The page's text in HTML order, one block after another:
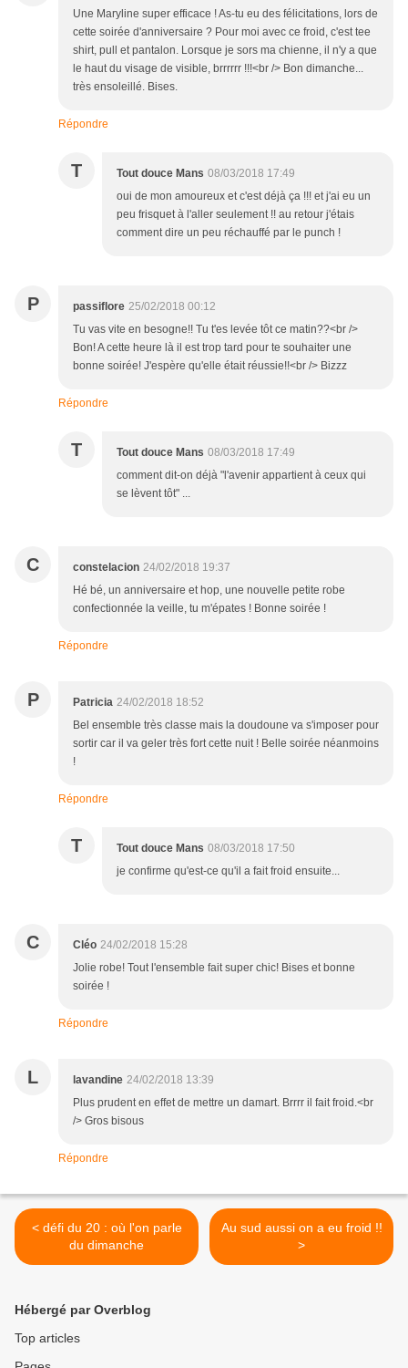
Une Maryline super efficace ! As-tu eu des félicitations, lors de
cette soirée d'anniversaire ? Pour moi avec ce froid, c'est tee
shirt, pull et pantalon. Lorsque je sors ma chienne, il n'y a que
le haut du visage de visible, brrrrrr !!!<br /> Bon dimanche...
très ensoleillé. Bises.
Répondre
T Tout douce Mans 08/03/2018 17:49
oui de mon amoureux et c'est déjà ça !!! et j'ai eu un
peu frisquet à l'aller seulement !! au retour j'étais
comment dire un peu réchauffé par le punch !
P passiflore 25/02/2018 00:12
Tu vas vite en besogne!! Tu t'es levée tôt ce matin??<br />
Bon! A cette heure là il est trop tard pour te souhaiter une
bonne soirée! J'espère qu'elle était réussie!!<br /> Bizzz
Répondre
T Tout douce Mans 08/03/2018 17:49
comment dit-on déjà "l'avenir appartient à ceux qui
se lèvent tôt" ...
C constelacion 24/02/2018 19:37
Hé bé, un anniversaire et hop, une nouvelle petite robe
confectionnée la veille, tu m'épates ! Bonne soirée !
Répondre
P Patricia 24/02/2018 18:52
Bel ensemble très classe mais la doudoune va s'imposer pour
sortir car il va geler très fort cette nuit ! Belle soirée néanmoins
!
Répondre
T Tout douce Mans 08/03/2018 17:50
je confirme qu'est-ce qu'il a fait froid ensuite...
C Cléo 24/02/2018 15:28
Jolie robe! Tout l'ensemble fait super chic! Bises et bonne
soirée !
Répondre
L lavandine 24/02/2018 13:39
Plus prudent en effet de mettre un damart. Brrrr il fait froid.<br
/> Gros bisous
Répondre
< défi du 20 : où l'on parle
du dimanche
Au sud aussi on a eu froid !!
>
Hébergé par Overblog
Top articles